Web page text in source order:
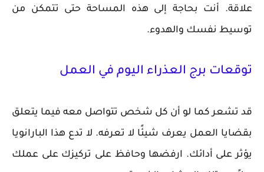
علاقة. أنت بحاجة إلى هذه المساحة حتى تتمكن من
توسيط نفسك والهدوء.
توقعات برج العذراء اليوم في العمل
قد تشعر كما لو أن كل شخص تتواصل معه فيما يتعلق
بقضايا العمل يعرف شيئًا لا تعرفه. لا تدع هذا البارانويا
يؤثر على أدائك. ارفضها وحافظ على تركيزك على عملك